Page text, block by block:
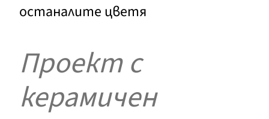
останалите цветя
Проект с
керамичен